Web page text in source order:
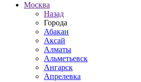
Москва
Назад
Города
Абакан
Аксай
Алматы
Альметьевск
Ангарск
Апрелевка